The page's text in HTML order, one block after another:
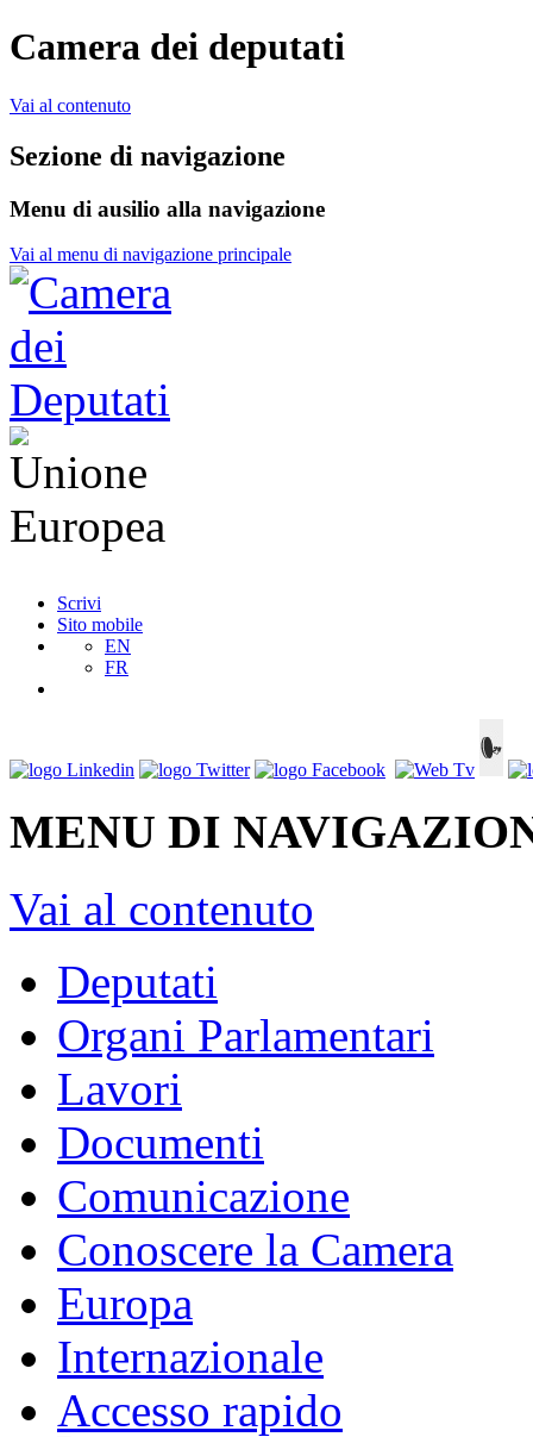
Camera dei deputati
Vai al contenuto
Sezione di navigazione
Menu di ausilio alla navigazione
Vai al menu di navigazione principale
Scrivi
Sito mobile
EN
FR
MENU DI
Vai al contenuto
Deputati
Organi Parlamentari
Lavori
Documenti
Comunicazione
Conoscere la Camera
Europa
Internazionale
Accesso rapido